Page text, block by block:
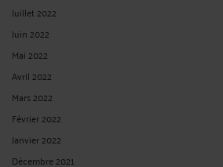
Juillet 2022
Juin 2022
Mai 2022
Avril 2022
Mars 2022
Février 2022
Janvier 2022
Décembre 2021